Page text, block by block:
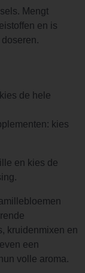
Mengt
en is
de hele
kies
en kies de
kruidenmixen en
een
volle aroma.